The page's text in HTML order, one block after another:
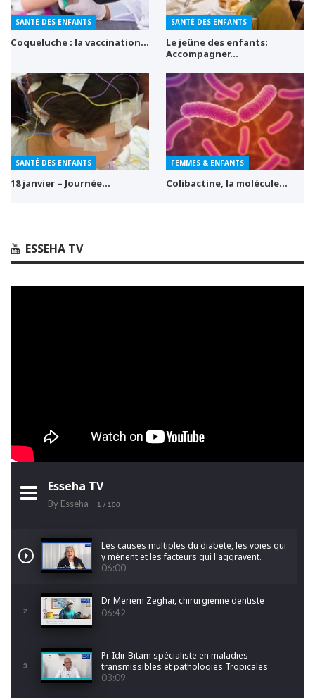
SANTÉ DES ENFANTS
Coqueluche : la vaccination…
SANTÉ DES ENFANTS
Le jeûne des enfants:
Accompagner…
SANTÉ DES ENFANTS
18 janvier – Journée…
FEMMES & ENFANTS
Colibactine, la molécule…
ESSEHA TV
Esseha TV
By Esseha 1 / 100
Les causes multiples du diabète, les voies qui
y mènent et les facteurs qui l'aggravent.
06:00
2
Dr Meriem Zeghar, chirurgienne dentiste
06:42
3
Pr Idir Bitam spécialiste en maladies
transmissibles et pathologies Tropicales
Emergentes
03:09